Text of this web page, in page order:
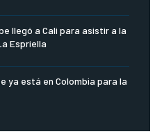
llegó a Cali para asistir a la
Espriella
ya está en Colombia para la